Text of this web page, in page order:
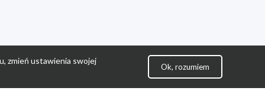
zmień ustawienia swojej
Ok, rozumiem